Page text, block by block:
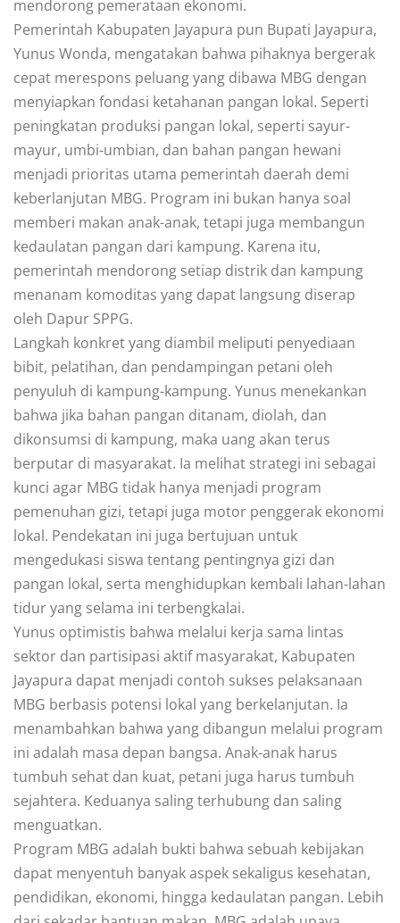
mendorong pemerataan ekonomi.
Pemerintah Kabupaten Jayapura pun Bupati Jayapura,
Yunus Wonda, mengatakan bahwa pihaknya bergerak
cepat merespons peluang yang dibawa MBG dengan
menyiapkan fondasi ketahanan pangan lokal. Seperti
peningkatan produksi pangan lokal, seperti sayur-
mayur, umbi-umbian, dan bahan pangan hewani
menjadi prioritas utama pemerintah daerah demi
keberlanjutan MBG. Program ini bukan hanya soal
memberi makan anak-anak, tetapi juga membangun
kedaulatan pangan dari kampung. Karena itu,
pemerintah mendorong setiap distrik dan kampung
menanam komoditas yang dapat langsung diserap
oleh Dapur SPPG.
Langkah konkret yang diambil meliputi penyediaan
bibit, pelatihan, dan pendampingan petani oleh
penyuluh di kampung-kampung. Yunus menekankan
bahwa jika bahan pangan ditanam, diolah, dan
dikonsumsi di kampung, maka uang akan terus
berputar di masyarakat. Ia melihat strategi ini sebagai
kunci agar MBG tidak hanya menjadi program
pemenuhan gizi, tetapi juga motor penggerak ekonomi
lokal. Pendekatan ini juga bertujuan untuk
mengedukasi siswa tentang pentingnya gizi dan
pangan lokal, serta menghidupkan kembali lahan-lahan
tidur yang selama ini terbengkalai.
Yunus optimistis bahwa melalui kerja sama lintas
sektor dan partisipasi aktif masyarakat, Kabupaten
Jayapura dapat menjadi contoh sukses pelaksanaan
MBG berbasis potensi lokal yang berkelanjutan. Ia
menambahkan bahwa yang dibangun melalui program
ini adalah masa depan bangsa. Anak-anak harus
tumbuh sehat dan kuat, petani juga harus tumbuh
sejahtera. Keduanya saling terhubung dan saling
menguatkan.
Program MBG adalah bukti bahwa sebuah kebijakan
dapat menyentuh banyak aspek sekaligus kesehatan,
pendidikan, ekonomi, hingga kedaulatan pangan. Lebih